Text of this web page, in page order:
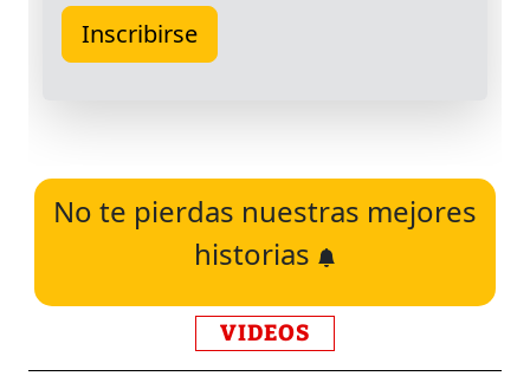
No te pierdas nuestras mejores
historias
VIDEOS